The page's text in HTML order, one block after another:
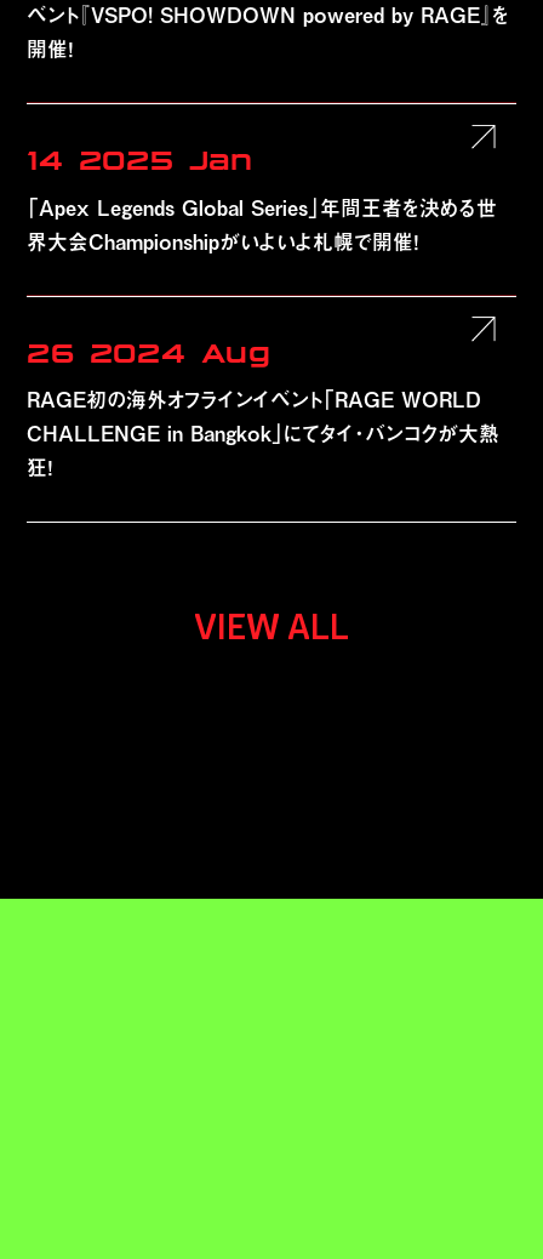
ベント『VSPO! SHOWDOWN powered by RAGE』を
開催！
14 2025 Jan
「Apex Legends Global Series」年間王者を決める世
界大会Championshipがいよいよ札幌で開催！
26 2024 Aug
RAGE初の海外オフラインイベント「RAGE WORLD
CHALLENGE in Bangkok」にてタイ・バンコクが大熱
狂！
VIEW ALL